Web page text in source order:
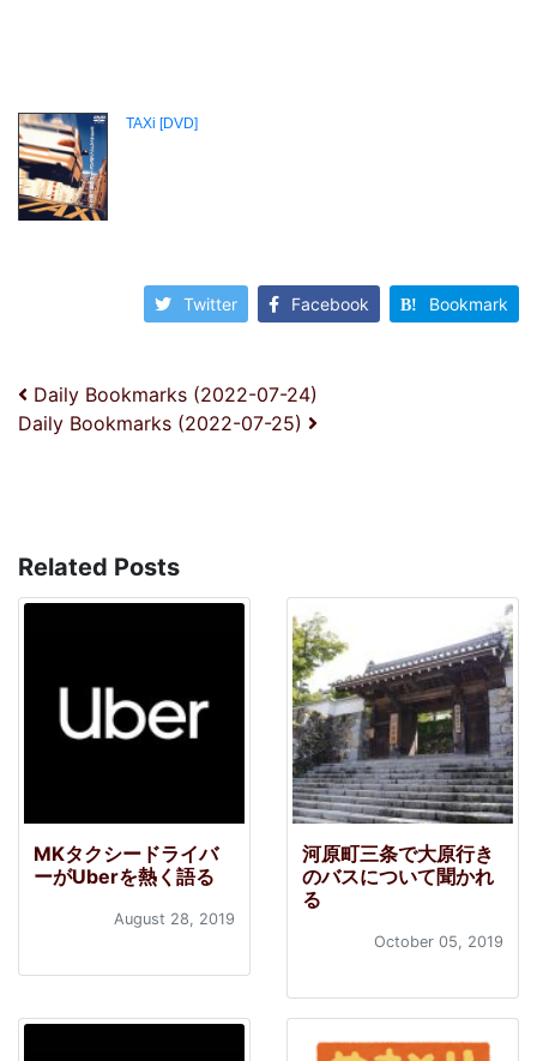
Twitter Facebook Bookmark
投稿ナビゲーション
Daily Bookmarks (2022-07-24)
Daily Bookmarks (2022-07-25)
Related Posts
MKタクシードライバ
ーがUberを熱く語る
August 28, 2019
河原町三条で大原行き
のバスについて聞かれ
る
October 05, 2019